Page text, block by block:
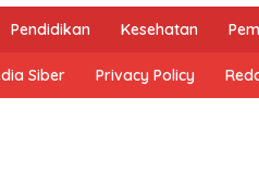
Pendidikan Kesehatan
Siber Privacy Policy